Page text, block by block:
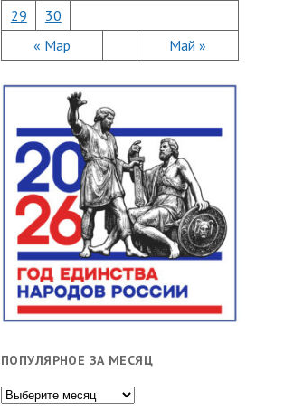
« Мар Май »
29
30
ПОПУЛЯРНОЕ ЗА МЕСЯЦ
Популярное